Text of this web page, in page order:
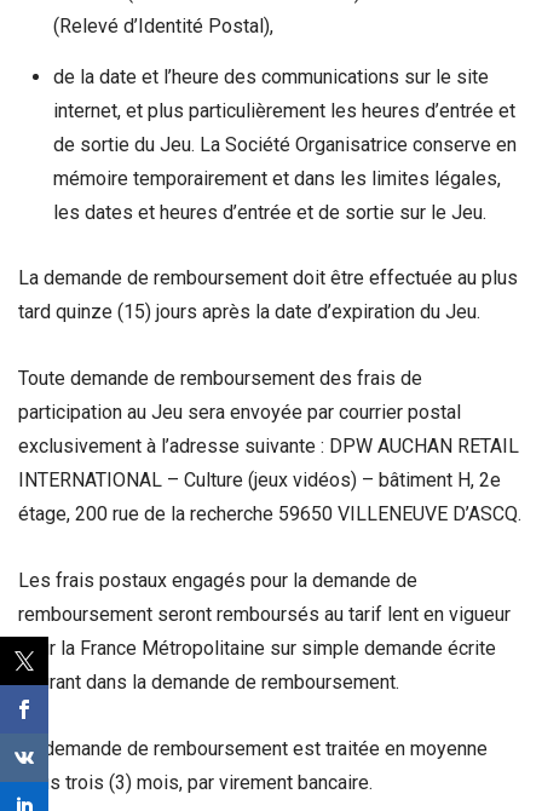
(Relevé d’Identité Postal),
de la date et l’heure des communications sur le site
internet, et plus particulièrement les heures d’entrée et
de sortie du Jeu. La Société Organisatrice conserve en
mémoire temporairement et dans les limites légales,
les dates et heures d’entrée et de sortie sur le Jeu.
La demande de remboursement doit être effectuée au plus
tard quinze (15) jours après la date d’expiration du Jeu.
Toute demande de remboursement des frais de
participation au Jeu sera envoyée par courrier postal
exclusivement à l’adresse suivante : DPW AUCHAN RETAIL
INTERNATIONAL – Culture (jeux vidéos) – bâtiment H, 2e
étage, 200 rue de la recherche 59650 VILLENEUVE D’ASCQ.
Les frais postaux engagés pour la demande de
remboursement seront remboursés au tarif lent en vigueur
pour la France Métropolitaine sur simple demande écrite
figurant dans la demande de remboursement.
La demande de remboursement est traitée en moyenne
sous trois (3) mois, par virement bancaire.